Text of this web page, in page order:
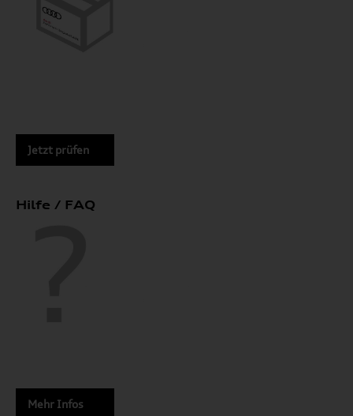
Jetzt prüfen
Hilfe / FAQ
Mehr Infos